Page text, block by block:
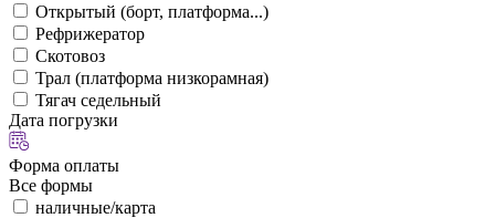
Открытый (борт, платформа...)
Рефрижератор
Скотовоз
Трал (платформа низкорамная)
Тягач седельный
Дата погрузки
Форма оплаты
Все формы
наличные/карта